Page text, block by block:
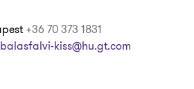
+36 70 373 1831
kiss@hu.gt.com